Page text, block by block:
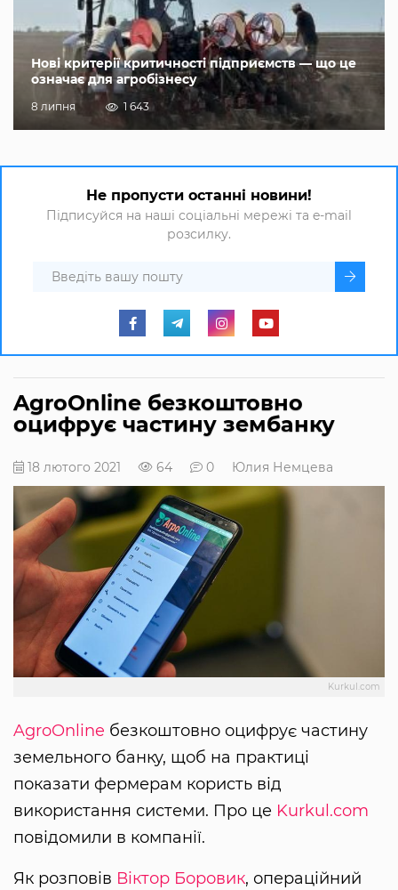
Нові критерії критичності підприємств — що це
означає для агробізнесу
8 липня 1 643
Не пропусти останні новини!
Підписуйся на наші соціальні мережі та e-mail
розсилку.
AgroOnline безкоштовно
оцифрує частину зембанку
18 лютого 2021 64 0 Юлия Немцева
Kurkul.com
AgroOnline безкоштовно оцифрує частину
земельного банку, щоб на практиці
показати фермерам користь від
використання системи. Про це Kurkul.com
повідомили в компанії.
Як розповів Віктор Боровик, операційний